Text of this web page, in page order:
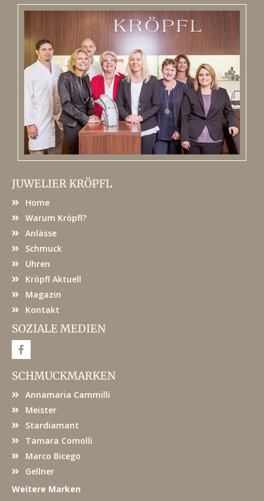
JUWELIER KRÖPFL
Home
Warum Kröpfl?
Anlässe
Schmuck
Uhren
Kröpfl Aktuell
Magazin
Kontakt
SOZIALE MEDIEN
F
a
e
b
o
SCHMUCKMARKEN
Annamaria Cammilli
Meister
Stardiamant
Tamara Comolli
Marco Bicego
Gellner
Weitere Marken